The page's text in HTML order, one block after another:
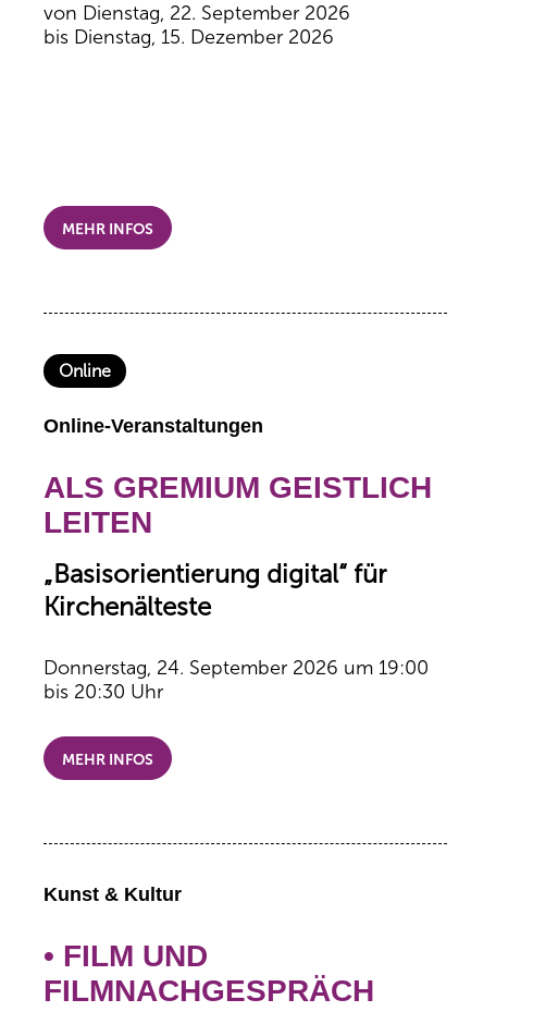
von Dienstag, 22. September 2026
bis Dienstag, 15. Dezember 2026
MEHR INFOS
Online
Online-Veranstaltungen
ALS GREMIUM GEISTLICH
LEITEN
„Basisorientierung digital“ für
Kirchenälteste
Donnerstag, 24. September 2026 um 19:00
bis 20:30 Uhr
MEHR INFOS
Kunst & Kultur
• FILM UND
FILMNACHGESPRÄCH